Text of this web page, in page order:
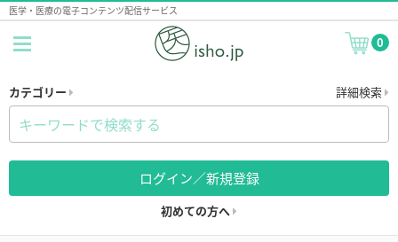
医学・医療の電子コンテンツ配信サービス
0
カテゴリー 詳細検索
ログイン／新規登録
初めての方へ